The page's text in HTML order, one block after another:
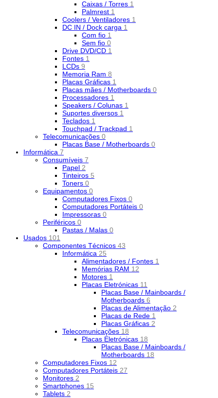
Caixas / Torres 1
Palmrest 1
Coolers / Ventiladores 1
DC IN / Dock carga 1
Com fio 1
Sem fio 0
Drive DVD/CD 1
Fontes 1
LCDs 9
Memoria Ram 8
Placas Gráficas 1
Placas mães / Motherboards 0
Processadores 1
Speakers / Colunas 1
Suportes diversos 1
Teclados 1
Touchpad / Trackpad 1
Telecomunicações 0
Placas Base / Motherboards 0
Informática 7
Consumíveis 7
Papel 2
Tinteiros 5
Toners 0
Equipamentos 0
Computadores Fixos 0
Computadores Portáteis 0
Impressoras 0
Periféricos 0
Pastas / Malas 0
Usados 101
Componentes Técnicos 43
Informática 25
Alimentadores / Fontes 1
Memórias RAM 12
Motores 1
Placas Eletrónicas 11
Placas Base / Mainboards /
Motherboards 6
Placas de Alimentação 2
Placas de Rede 1
Placas Gráficas 2
Telecomunicações 18
Placas Eletrónicas 18
Placas Base / Mainboards /
Motherboards 18
Computadores Fixos 12
Computadores Portáteis 27
Monitores 2
Smartphones 15
Tablets 2